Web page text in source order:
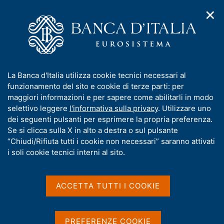
n
u
d
i
n
a
v
i
g
a
o
m
g
e
e
l
s
t
Chi siamo
Avvisi relativi a indagini di mercato
Avvisi relativi a indagini di
mercato
Attenzione
documentazione relativi atutte
✕
I
n
f
o
r
m
a
t
La Banca d'Italia utilizza cookie tecnici necessari al
funzionamento del sito e cookie di terze parti: per
maggiori informazioni e per sapere come abilitarli in modo
selettivo leggere l'informativa sulla privacy. Utilizzare uno
dei seguenti pulsanti per esprimere la propria preferenza.
Se si clicca sulla X in alto a destra o sul pulsante
“Chiudi/Rifiuta tutti i cookie non necessari” saranno attivati
i soli cookie tecnici interni al sito.
ACCETTA TUTTI I COOKIE
PREFERENZE COOKIE